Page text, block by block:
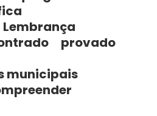
provado
municipais